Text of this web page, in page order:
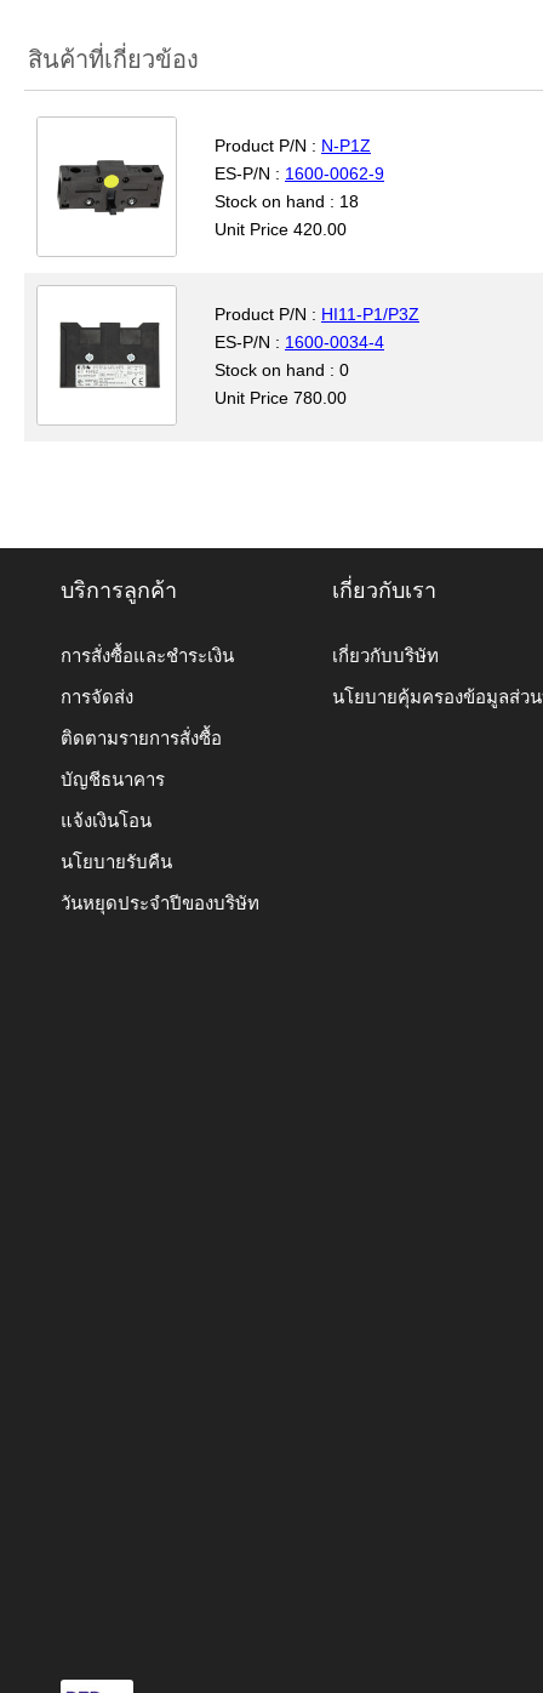
สินค้าที่เกี่ยวข้อง
Product P/N : N-P1Z
ES-P/N : 1600-0062-9
Stock on hand : 18
Unit Price 420.00
Product P/N : HI11-P1/P3Z
ES-P/N : 1600-0034-4
Stock on hand : 0
Unit Price 780.00
บริการลูกค้า
การสั่งซื้อและชำระเงิน
การจัดส่ง
ติดตามรายการสั่งซื้อ
บัญชีธนาคาร
แจ้งเงินโอน
นโยบายรับคืน
วันหยุดประจำปีของบริษัท
เกี่ยวกับเรา
เกี่ยวกับบริษัท
นโยบายคุ้มครองข้อมูลส่ว